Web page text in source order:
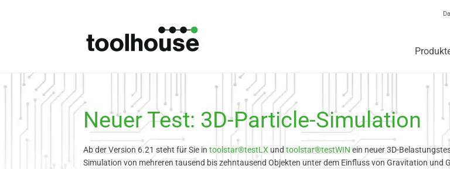
Neuer Test: 3D-Particle-Simulation
Ab der Version 6.21 steht für Sie in toolstar®testLX und toolstar®testWINein neuer 3D-
Simulation von mehreren tausend bis zehntausend Objekten unter dem Einfluss von Gravitation